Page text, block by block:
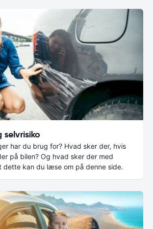
selvrisiko
har du brug for? Hvad sker der, hvis
på bilen? Og hvad sker der med
dette kan du læse om på denne side.